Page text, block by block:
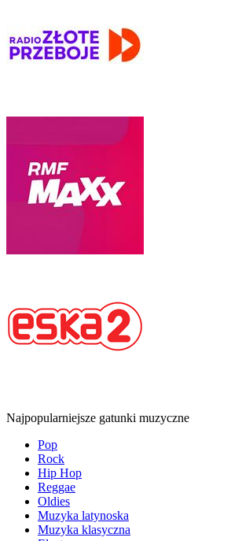
Najpopularniejsze gatunki muzyczne
Pop
Rock
Hip Hop
Reggae
Oldies
Muzyka latynoska
Muzyka klasyczna